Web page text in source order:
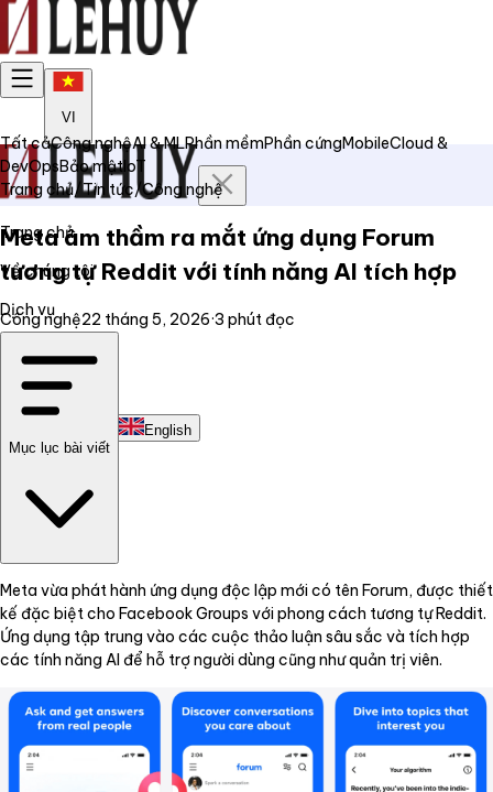
VI
Trang chủ
Về chúng tôi
Dịch vụ
Liên hệ
English
Tất cảCông nghệAI & MLPhần mềmPhần cứngMobileCloud &
DevOpsBảo mậtIoT
Trang chủ/Tin tức/Công nghệ
Meta âm thầm ra mắt ứng dụng Forum
tương tự Reddit với tính năng AI tích hợp
Công nghệ22 tháng 5, 2026·3 phút đọc
Mục lục bài viết
Meta vừa phát hành ứng dụng độc lập mới có tên Forum, được thiết
kế đặc biệt cho Facebook Groups với phong cách tương tự Reddit.
Ứng dụng tập trung vào các cuộc thảo luận sâu sắc và tích hợp
các tính năng AI để hỗ trợ người dùng cũng như quản trị viên.